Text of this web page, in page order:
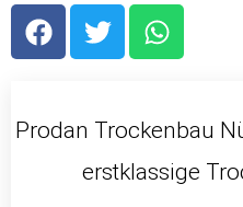
F
a
b
T
w
t
r
W
h
s
p
Prodan Trockenbau
erstklassige